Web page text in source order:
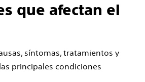
que afectan el
síntomas, tratamientos y
principales condiciones